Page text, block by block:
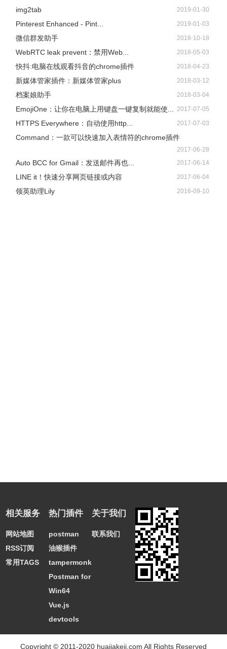
img2tab 2019-01-30
Pinterest Enhanced - Pint... 2019-01-03
微信群发助手 2018-10-18
WebRTC leak prevent：禁用Web... 2018-05-03
快抖:电脑在线观看抖音的chrome插件 2018-04-23
新媒体管家插件：新媒体管家plus 2018-03-12
档案娘助手 2018-03-04
EmojiOne：让你在电脑上用键盘一键复制就能使... 2017-07-05
HTTPS Everywhere：自动使用http... 2017-07-03
Command：一款可以快速加入表情符的chrome插件
2017-06-28
Auto BCC for Gmail：发送邮件再也... 2017-06-14
LINE it！快速分享网页链接或内容 2017-06-04
领英助理Lily 2016-09-10
相关服务
网站地图
RSS订阅
常用TAGS
热门插件
postman
油猴插件
tampermonkey
Postman for
Win64
Vue.js
devtools
关于我们
联系我们
Copyright © 2011-2020 huajiakeji.com All Rights Reserved